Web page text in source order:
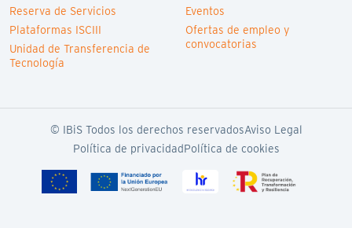
Reserva de Servicios
Plataformas ISCIII
Unidad de Transferencia de
Tecnología
Eventos
Ofertas de empleo y
convocatorias
© IBiS Todos los derechos reservadosAviso Legal
Política de privacidadPolítica de cookies